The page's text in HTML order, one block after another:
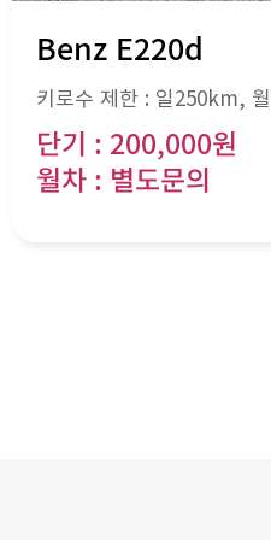
Benz E220d
키로수 제한 : 일250km, 월
단기 : 200,000원
월차 : 별도문의